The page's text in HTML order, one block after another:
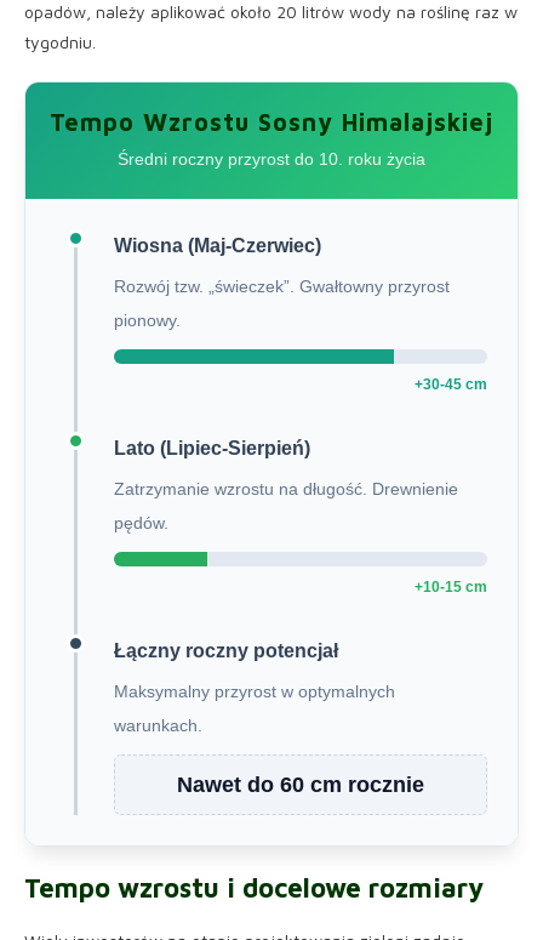
opadów, należy aplikować około 20 litrów wody na roślinę raz w
tygodniu.
Tempo Wzrostu Sosny Himalajskiej
Średni roczny przyrost do 10. roku życia
Wiosna (Maj-Czerwiec)
Rozwój tzw. „świeczek”. Gwałtowny przyrost
pionowy.
+30-45 cm
Lato (Lipiec-Sierpień)
Zatrzymanie wzrostu na długość. Drewnienie
pędów.
+10-15 cm
Łączny roczny potencjał
Maksymalny przyrost w optymalnych
warunkach.
Nawet do 60 cm rocznie
Tempo wzrostu i docelowe rozmiary